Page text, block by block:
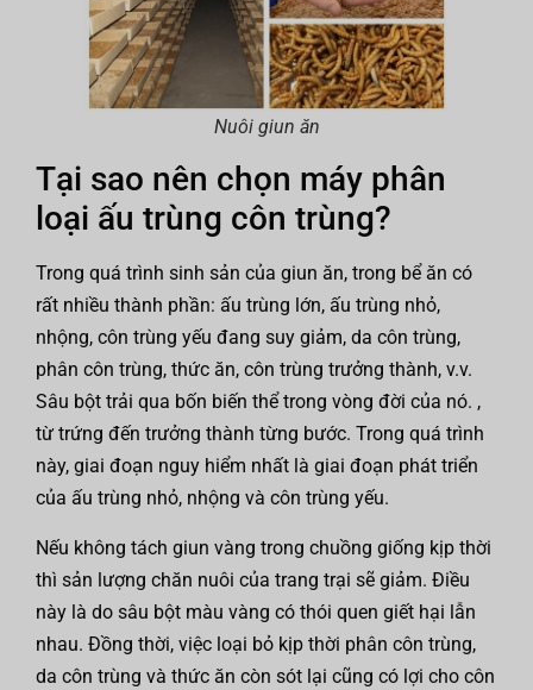
Nuôi giun ăn
Tại sao nên chọn máy phân
loại ấu trùng côn trùng?
Trong quá trình sinh sản của giun ăn, trong bể ăn có
rất nhiều thành phần: ấu trùng lớn, ấu trùng nhỏ,
nhộng, côn trùng yếu đang suy giảm, da côn trùng,
phân côn trùng, thức ăn, côn trùng trưởng thành, v.v.
Sâu bột trải qua bốn biến thể trong vòng đời của nó. ,
từ trứng đến trưởng thành từng bước. Trong quá trình
này, giai đoạn nguy hiểm nhất là giai đoạn phát triển
của ấu trùng nhỏ, nhộng và côn trùng yếu.
Nếu không tách giun vàng trong chuồng giống kịp thời
thì sản lượng chăn nuôi của trang trại sẽ giảm. Điều
này là do sâu bột màu vàng có thói quen giết hại lẫn
nhau. Đồng thời, việc loại bỏ kịp thời phân côn trùng,
da côn trùng và thức ăn còn sót lại cũng có lợi cho côn